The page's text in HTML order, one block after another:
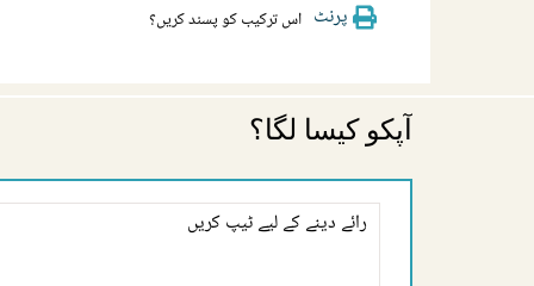
اس ترکیب کو پسند کریں؟ پرنٹ
آپکو کیسا لگا؟